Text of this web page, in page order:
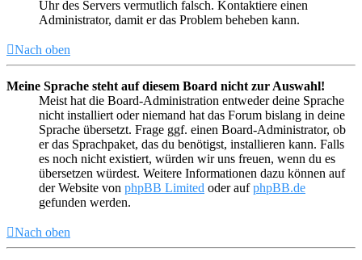
Uhr des Servers vermutlich falsch. Kontaktiere einen
Administrator, damit er das Problem beheben kann.
Nach oben
Meine Sprache steht auf diesem Board nicht zur Auswahl!
Meist hat die Board-Administration entweder deine Sprache
nicht installiert oder niemand hat das Forum bislang in deine
Sprache übersetzt. Frage ggf. einen Board-Administrator, ob
er das Sprachpaket, das du benötigst, installieren kann. Falls
es noch nicht existiert, würden wir uns freuen, wenn du es
übersetzen würdest. Weitere Informationen dazu können auf
der Website von phpBB Limited oder aufphpBB.de
gefunden werden.
Nach oben